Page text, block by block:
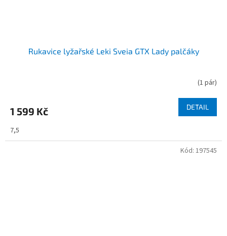
Rukavice lyžařské Leki Sveia GTX Lady palčáky
(1 pár)
1 599 Kč DETAIL
7,5
Kód: 197545